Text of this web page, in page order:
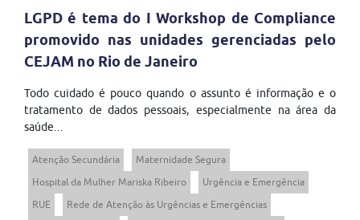
LGPD é tema do I Workshop de Compliance
promovido nas unidades gerenciadas pelo
CEJAM no Rio de Janeiro
Todo cuidado é pouco quando o assunto é informação e o
tratamento de dados pessoais, especialmente na área da
saúde...
Atenção Secundária
Maternidade Segura
Hospital da Mulher Mariska Ribeiro
Urgência e Emergência
RUE
Rede de Atenção às Urgências e Emergências